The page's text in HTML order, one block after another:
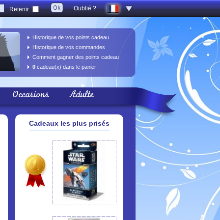
Retenir Oublié ?
Historique de vos points cadeau
Historique de vos commandes
Comment gagner des points cadeau
0 cadeau(x) dans le panier
Occasions Adulte
Cadeaux les plus prisés